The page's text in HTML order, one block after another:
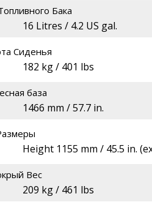
Бака
16 Litres / 4.2 US gal.
Сиденья
182 kg / 401 lbs
база
1466 mm / 57.7 in.
Height 1155 mm / 45.5 in.
Вес
209 kg / 461 lbs